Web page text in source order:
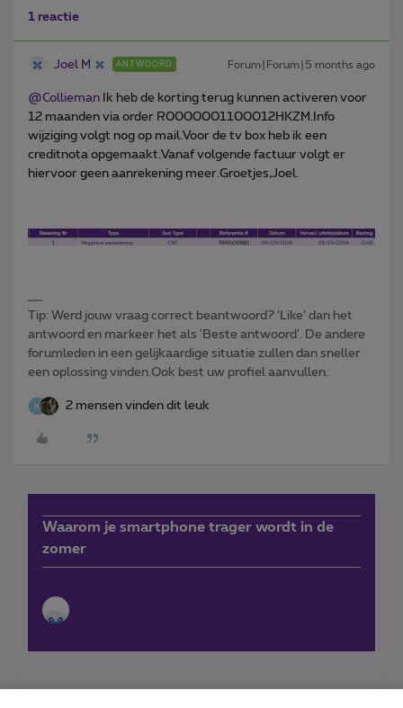
1 reactie
Joel M ANTWOORD Forum|Forum|5 months ago
@Collieman Ik heb de korting terug kunnen activeren voor
12 maanden via order R0000001100012HKZM.Info
wijziging volgt nog op mail.Voor de tv box heb ik een
creditnota opgemaakt.Vanaf volgende factuur volgt er
hiervoor geen aanrekening meer.Groetjes,Joel.
Tip: Werd jouw vraag correct beantwoord? ‘Like’ dan het
antwoord en markeer het als 'Beste antwoord'. De andere
forumleden in een gelijkaardige situatie zullen dan sneller
een oplossing vinden.Ook best uw profiel aanvullen.
2 mensen vinden dit leuk
Waarom je smartphone trager wordt in de
zomer